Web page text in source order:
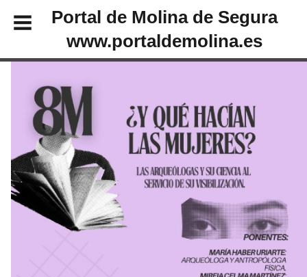
Portal de Molina de Segura
www.portaldemolina.es